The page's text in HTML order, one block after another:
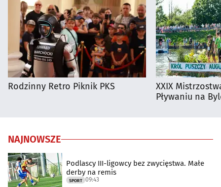
Rodzinny Retro Piknik PKS
XXIX
Pływaniu na
NAJNOWSZE
Podlascy III-ligowcy bez zwycięstwa. Małe
derby na remis
SPORT 09:43